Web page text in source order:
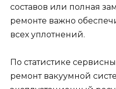
составов или полная
ремонте важно
всех уплотнений.
По статистике
ремонт вакуумной